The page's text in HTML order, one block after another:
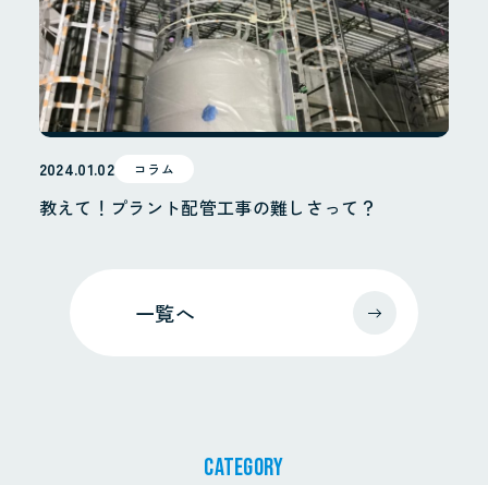
2024.01.02 コラム
教えて！プラント配管工事の難しさって？
一覧へ
CATEGORY